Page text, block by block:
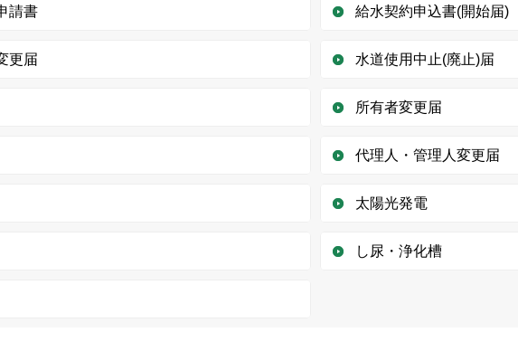
請書 給水契約申込書(開始届)
更届 水道使用中止(廃止)届
所有者変更届
代理人・管理人変更届
太陽光発電
し尿・浄化槽